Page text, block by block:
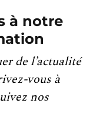
à notre
de l’actualité
vous à
nos